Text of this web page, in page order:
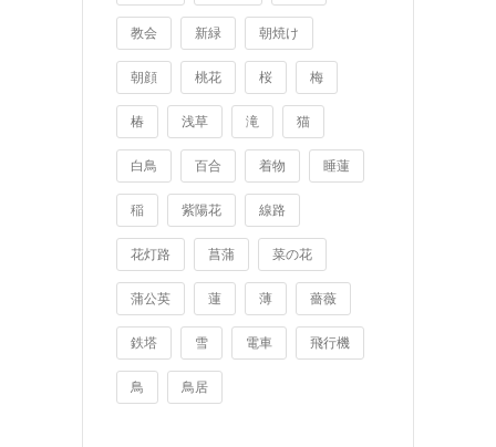
教会 新緑 朝焼け
朝顔 桃花 桜 梅
椿 浅草 滝 猫
白鳥 百合 着物 睡蓮
稲 紫陽花 線路
花灯路 菖蒲 菜の花
蒲公英 蓮 薄 薔薇
鉄塔 雪 電車 飛行機
鳥 鳥居